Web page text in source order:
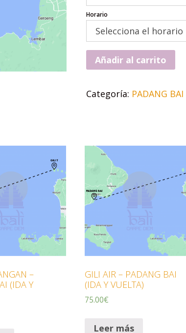
Horario
Añadir al carrito
Categoría: PADANG BAI
–
(IDA Y
GILI AIR – PADANG BAI
(IDA Y VUELTA)
75.00€
Leer más